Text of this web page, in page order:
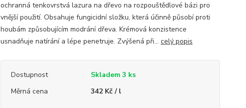
ochranná tenkovrstvá lazura na dřevo na rozpouštědlové bázi pro
vnější použití. Obsahuje fungicidní složku, která účinně působí proti
houbám způsobujícím modrání dřeva. Krémová konzistence
usnadňuje natírání a lépe penetruje. Zvýšená při... celý popis
Dostupnost
Skladem 3 ks
Měrná cena
342 Kč / l